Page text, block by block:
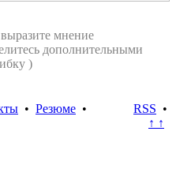
мнение
дополнительными
)
• Резюме •
RSS •
↑ ↑